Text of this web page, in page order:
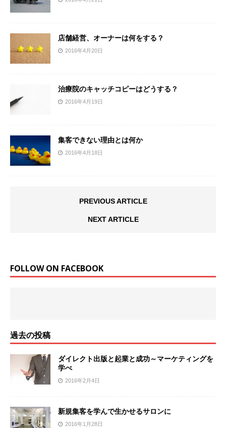
店舗経営、オーナーは何をする？
2016年4月20日
治療院のキャッチコピーはどうする？
2016年4月19日
集客できない理由とは何か
2016年4月18日
PREVIOUS ARTICLE
NEXT ARTICLE
FOLLOW ON FACEBOOK
過去の投稿
ダイレクト出版と起業と成功～マーケティングを
学べ
2016年2月4日
新規集客を学んで生かせるサロンに
2016年1月28日